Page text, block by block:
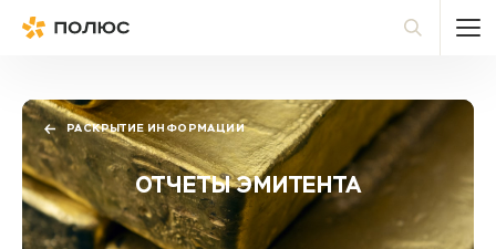
РАСКРЫТИЕ ИНФОРМАЦИИ
ОТЧЕТЫ ЭМИТЕНТА